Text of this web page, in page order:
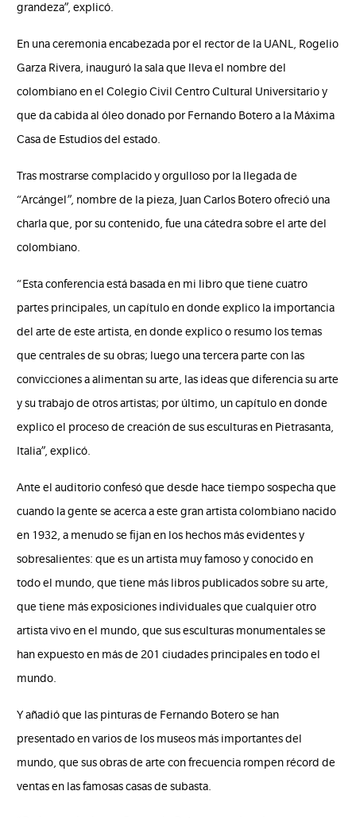
grandeza”, explicó.
En una ceremonia encabezada por el rector de la UANL, Rogelio
Garza Rivera, inauguró la sala que lleva el nombre del
colombiano en el Colegio Civil Centro Cultural Universitario y
que da cabida al óleo donado por Fernando Botero a la Máxima
Casa de Estudios del estado.
Tras mostrarse complacido y orgulloso por la llegada de
“Arcángel”, nombre de la pieza, Juan Carlos Botero ofreció una
charla que, por su contenido, fue una cátedra sobre el arte del
colombiano.
“Esta conferencia está basada en mi libro que tiene cuatro
partes principales, un capítulo en donde explico la importancia
del arte de este artista, en donde explico o resumo los temas
que centrales de su obras; luego una tercera parte con las
convicciones a alimentan su arte, las ideas que diferencia su arte
y su trabajo de otros artistas; por último, un capítulo en donde
explico el proceso de creación de sus esculturas en Pietrasanta,
Italia”, explicó.
Ante el auditorio confesó que desde hace tiempo sospecha que
cuando la gente se acerca a este gran artista colombiano nacido
en 1932, a menudo se fijan en los hechos más evidentes y
sobresalientes: que es un artista muy famoso y conocido en
todo el mundo, que tiene más libros publicados sobre su arte,
que tiene más exposiciones individuales que cualquier otro
artista vivo en el mundo, que sus esculturas monumentales se
han expuesto en más de 201 ciudades principales en todo el
mundo.
Y añadió que las pinturas de Fernando Botero se han
presentado en varios de los museos más importantes del
mundo, que sus obras de arte con frecuencia rompen récord de
ventas en las famosas casas de subasta.